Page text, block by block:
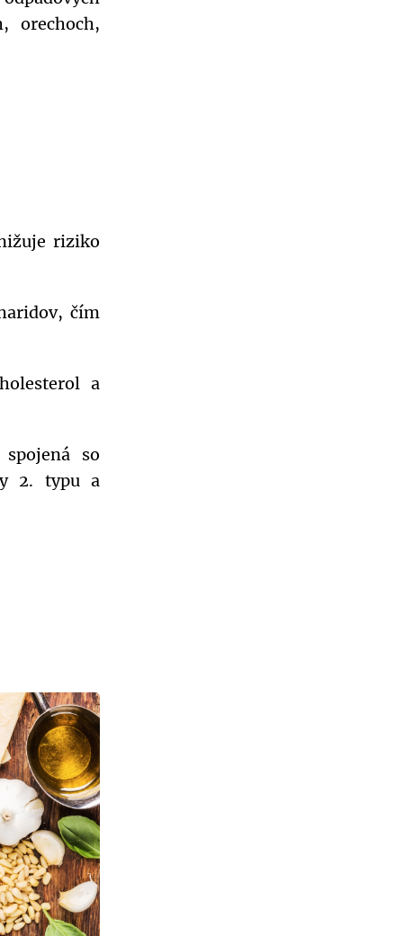
orechoch,
riziko
čím
a
so
2. typu a